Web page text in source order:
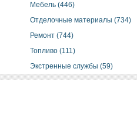
Мебель (446)
Отделочные материалы (734)
Ремонт (744)
Топливо (111)
Экстренные службы (59)